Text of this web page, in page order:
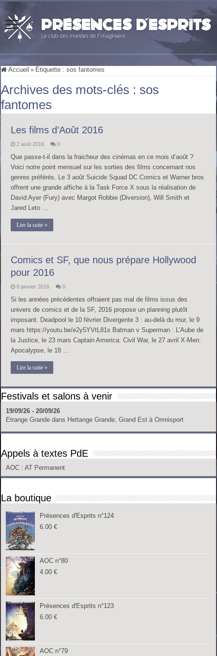
Accueil » Étiquette :sos fantomes
Archives des mots-clés : sos
fantomes
Les films d’Août 2016
2 août 2016 0
Que passe-t-il dans la fraicheur des cinémas en ce mois d’août ?
Voici notre point mensuel sur les sorties des films concernant nos
genres préférés. Le 3 août Suicide Squad DC Comics et Warner bros
offrent une grande affiche à la Task Force X sous la réalisation de
David Ayer (Fury) avec Margot Robbie (Diversion), Will Smith et
Jared Leto …
Lire la suite »
Comics et SF, que nous prépare Hollywood
pour 2016
8 janvier 2016 0
Si les années précédentes offraient pas mal de films issus des
univers de comics et de la SF, 2016 propose un planning plutôt
imposant. Deadpool le 10 février Divergente 3 : au-delà du mur, le 9
mars https://youtu.be/e2y5YVtL81s Batman v Superman : L’Aube de
la Justice, le 23 mars Captain America: Civil War, le 27 avril X-Men:
Apocalypse, le 18 …
Lire la suite »
Festivals et salons à venir
19/09/26 - 20/09/26
Etrange Grande dans Hettange Grande, Grand Est à Omnisport
Appels à textes PdE
AOC : AT Permanent
La boutique
Présences d'Esprits n°124
6.00€
AOC n°80
4.00€
Présences d'Esprits n°123
6.00€
AOC n°79